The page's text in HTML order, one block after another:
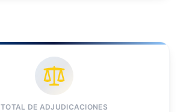
TOTAL DE ADJUDICACIONES